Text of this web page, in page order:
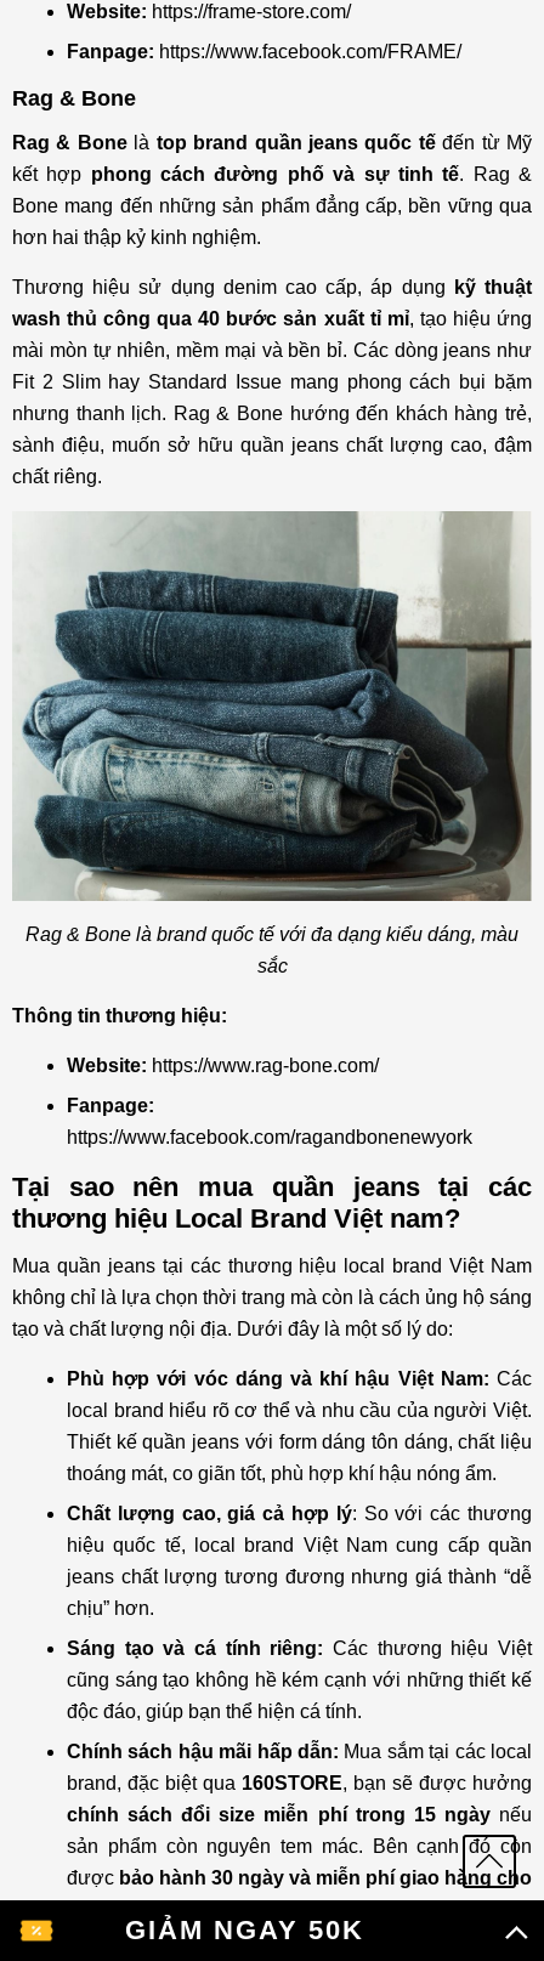
Website: https://frame-store.com/
Fanpage: https://www.facebook.com/FRAME/
Rag & Bone
Rag & Bonelà top brand quần jeans quốc tếđến từ Mỹ
kết hợp phong cách đường phố và sự tinh tế. Rag &
Bone mang đến những sản phẩm đẳng cấp, bền vững qua
hơn hai thập kỷ kinh nghiệm.
Thương hiệu sử dụng denim cao cấp, áp dụng
kỹ thuật
wash thủ công qua 40 bước sản xuất tỉ mỉ, tạo hiệu ứng
mài mòn tự nhiên, mềm mại và bền bỉ. Các dòng jeans như
Fit 2 Slim hay Standard Issue mang phong cách bụi bặm
nhưng thanh lịch. Rag & Bone hướng đến khách hàng trẻ,
sành điệu, muốn sở hữu quần jeans chất lượng cao, đậm
chất riêng.
Rag & Bone là brand quốc tế với đa dạng kiểu dáng, màu
sắc
Thông tin thương hiệu:
Website: https://www.rag-bone.com/
Fanpage:
https://www.facebook.com/ragandbonenewyork
Tại sao nên mua quần jeans tại các
thương hiệu Local Brand Việt nam?
Mua quần jeans tại các thương hiệu local brand Việt Nam
không chỉ là lựa chọn thời trang mà còn là cách ủng hộ sáng
tạo và chất lượng nội địa. Dưới đây là một số lý do:
Phù hợp với vóc dáng và khí hậu Việt Nam: Các
local brand hiểu rõ cơ thể và nhu cầu của người Việt.
Thiết kế quần jeans với form dáng tôn dáng, chất liệu
thoáng mát, co giãn tốt, phù hợp khí hậu nóng ẩm.
Chất lượng cao, giá cả hợp lý: So với các thương
hiệu quốc tế, local brand Việt Nam cung cấp quần
jeans chất lượng tương đương nhưng giá thành “dễ
chịu” hơn.
Sáng tạo và cá tính riêng: Các thương hiệu Việt
cũng sáng tạo không hề kém cạnh với những thiết kế
độc đáo, giúp bạn thể hiện cá tính.
Chính sách hậu mãi hấp dẫn: Mua sắm tại các local
brand, đặc biệt qua 160STORE, bạn sẽ được hưởng
chính sách đổi size miễn phí trong 15 ngàynếu
sản phẩm còn nguyên tem mác. Bên cạnh đó còn
được bảo hành 30 ngày và miễn phí giao hàng cho
yên tâm hơn khi mua sắm, đặc biệt khi cần điều chỉnh
GIẢM NGAY 50K